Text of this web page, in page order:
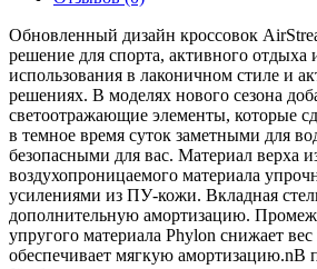
Обновленный дизайн кроссовок
решение для спорта, активного отдыха
использования в лаконичном стиле и
решениях. В моделях нового сезона
светоотражающие элементы, которые
в темное время суток заметными для
безопасными для вас. Материал верха
воздухопроницаемого материала
усилениями из ПУ-кожи. Вкладная
дополнительную амортизацию.
упругого материала Phylon снижает вес
обеспечивает мягкую амортизацию.nВ